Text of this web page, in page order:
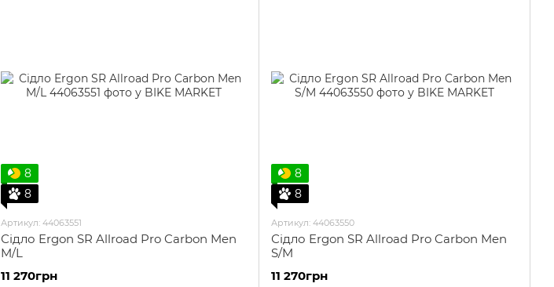
8
8
Артикул: 44063551
Сідло Ergon SR Allroad Pro Carbon Men
M/L
11 270грн
8
8
Артикул: 44063550
Сідло Ergon SR Allroad Pro Carbon Men
S/M
11 270грн